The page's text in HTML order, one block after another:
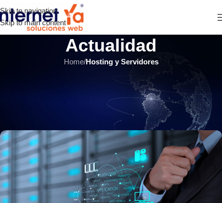
Skip to navigation
Skip to main content
Actualidad
Home/Hosting y Servidores
ÚLTIMOS ARTÍCULOS
5 consejos para elegir el hosting
SaaS adecuado
INTERNET YA Soluciones Web el 7 julio, 2018